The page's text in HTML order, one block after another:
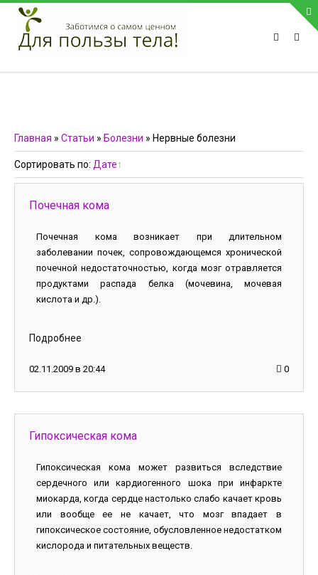
ПРИВЕТСТВУЕМ НА НАШЕМ САЙТЕ
Блок скоро обновится
СВЯЗЬ С АДМИНИСТРАЦИЕЙ САЙТА
Факс:
admin@medvestnic.ru
Форма обратной связи
Главная » Статьи » Болезни » Нервные болезни
Сортировать по: Дате
Почечная кома
Почечная кома возникает при длительном
заболевании почек, сопровождающемся хронической
почечной недостаточностью, когда мозг отравляется
продуктами распада белка (мочевина, мочевая
кислота и др.).
Подробнее
02.11.2009 в 20:44 0
Гипоксическая кома
Гипоксическая кома может развиться вследствие
сердечного или кардиогенного шока при инфаркте
миокарда, когда сердце настолько слабо качает кровь
или вообще ее не качает, что мозг впадает в
гипоксическое состояние, обусловленное недостатком
кислорода и питательных веществ.